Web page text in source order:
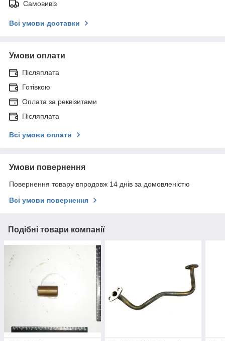
Самовивіз
Всі умови доставки
Умови оплати
Післяплата
Готівкою
Оплата за реквізитами
Післяплата
Всі умови оплати
Умови повернення
Повернення товару впродовж 14 днів за домовленістю
Всі умови повернення
Подібні товари компанії